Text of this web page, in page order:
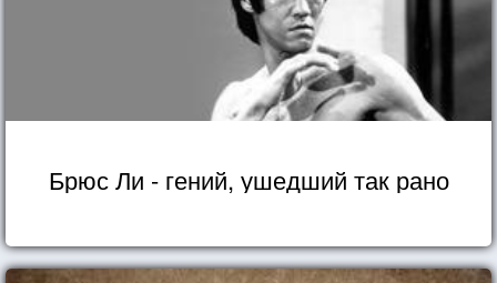
Брюс Ли - гений, ушедший так рано